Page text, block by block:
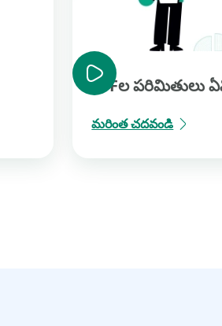
ETFల పరిమితులు
మరింత చదవండి